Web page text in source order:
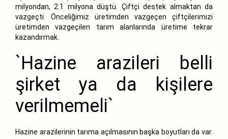
milyondan, 2.1 milyona düştü. Çiftçi destek almaktan da
vazgeçti. Önceliğimiz üretimden vazgeçen çiftçilerimizi
üretimden vazgeçilen tarım alanlarında üretime tekrar
kazandırmak.
`Hazine arazileri belli
şirket ya da kişilere
verilmemeli`
Hazine arazilerinin tarıma açılmasının başka boyutları da var.